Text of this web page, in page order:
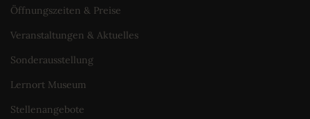
Öffnungszeiten & Preise
Veranstaltungen & Aktuelles
Sonderausstellung
Lernort Museum
Stellenangebote